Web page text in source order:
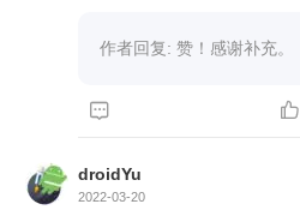
作者回复: 赞！感谢补充。
 
droidYu
2022-03-20